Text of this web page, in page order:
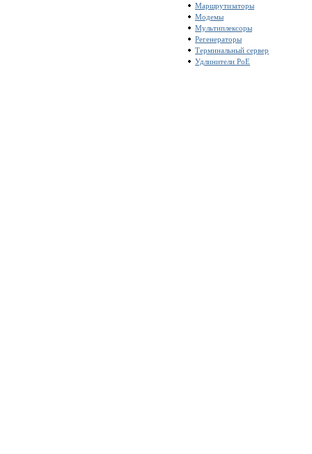
Маршрутизаторы
Модемы
Мультиплексоры
Регенераторы
Терминальный сервер
Удлинители PoE